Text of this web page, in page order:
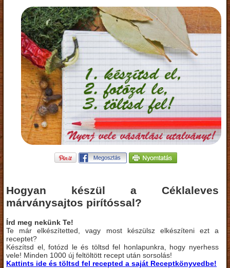
Hogyan készül a Céklaleves
márványsajtos pirítóssal?
Írd meg nekünk Te!
Te már elkészítetted, vagy most készülsz elkészíteni ezt a
receptet?
Készítsd el, fotózd le és töltsd fel honlapunkra, hogy nyerhess
vele! Minden 1000 új feltöltött recept után sorsolás!
Kattints ide és töltsd fel recepted a saját Receptkönyvedbe!